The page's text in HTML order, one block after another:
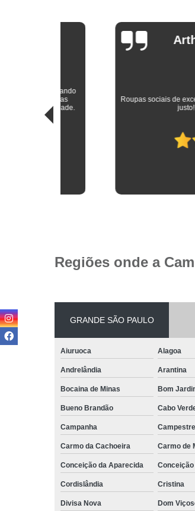
Arthur Mello
Roupas sociais de excelente
justo! Atendimento
Regiões onde a
GRANDE SÃO PAULO
Aiuruoca Alagoa
Andrelândia Arantina
Bocaina de Minas Bom
Bueno Brandão Cabo
Campanha Campestre
Carmo da Cachoeira Carmo de
Conceição da Aparecida
Cordislândia Cristina
Divisa Nova Dom